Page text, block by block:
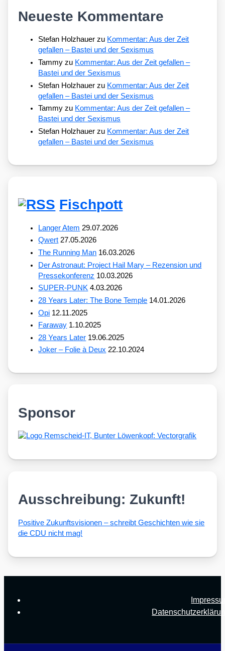
Neueste Kommentare
Stefan Holzhauer zu Kommentar: Aus der Zeit
gefallen – Bastei und der Sexismus
Tammy zu Kommentar: Aus der Zeit gefallen –
Bastei und der Sexismus
Stefan Holzhauer zu Kommentar: Aus der Zeit
gefallen – Bastei und der Sexismus
Tammy zu Kommentar: Aus der Zeit gefallen –
Bastei und der Sexismus
Stefan Holzhauer zu Kommentar: Aus der Zeit
gefallen – Bastei und der Sexismus
Fischpott
Langer Atem 29.07.2026
Qwert 27.05.2026
The Running Man 16.03.2026
Der Astronaut: Project Hail Mary – Rezension und
Pressekonferenz 10.03.2026
SUPER-PUNK 4.03.2026
28 Years Later: The Bone Temple 14.01.2026
Opi 12.11.2025
Faraway 1.10.2025
28 Years Later 19.06.2025
Joker – Folie à Deux 22.10.2024
Sponsor
Ausschreibung: Zukunft!
Posi­ti­ve Zukunfts­vi­sio­nen – schreibt Geschich­ten wie sie
die CDU nicht mag!